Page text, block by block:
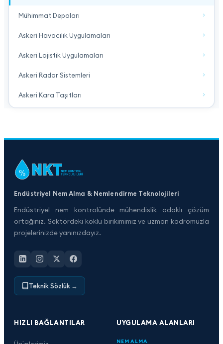
Mühimmat Depoları
Askeri Havacılık Uygulamaları
Askeri Lojistik Uygulamaları
Askeri Radar Sistemleri
Askeri Kara Taşıtları
Endüstriyel Nem Alma & Nemlendirme Teknolojileri
Endüstriyel nem kontrolünde mühendislik odaklı çözüm
ortağınız. Sektördeki köklü birikimimiz ve uzman kadromuzla
projelerinizde yanınızdayız.
Teknik Sözlük →
HIZLI BAĞLANTILAR UYGULAMA ALANLARI
NEM ALMA